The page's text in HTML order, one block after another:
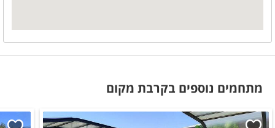
תה
במיוחד לילדים
מתחמים נוספים בקרבת מקום